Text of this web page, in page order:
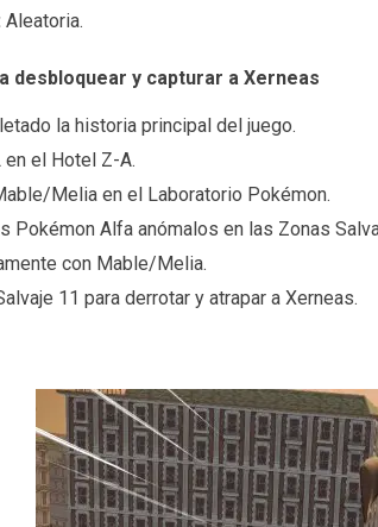
Aleatoria.
desbloquear y capturar a Xerneas
la historia principal del juego.
en el Hotel Z-A.
Melia en el Laboratorio Pokémon.
Pokémon Alfa anómalos en las Zonas
con Mable/Melia.
11 para derrotar y atrapar a Xerneas.